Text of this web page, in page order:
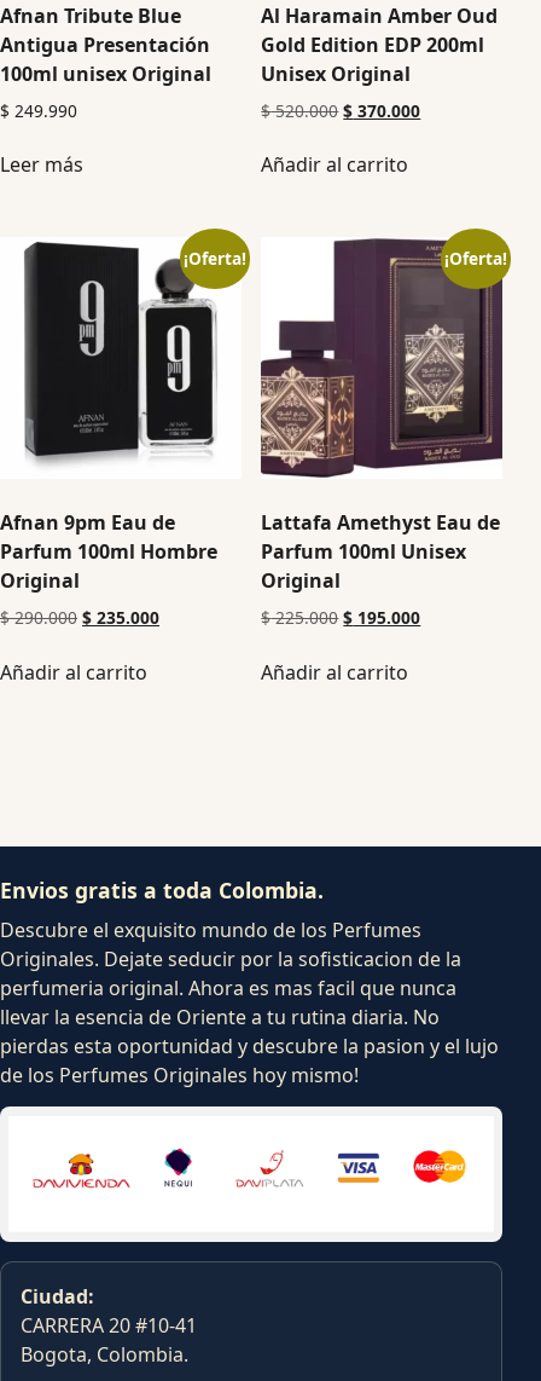
Afnan Tribute Blue
Antigua Presentación
100ml unisex Original
$ 249.990
Leer más
Al Haramain Amber Oud
Gold Edition EDP 200ml
Unisex Original
$520.000 $ 370.000
Añadir al carrito
¡Oferta!
Afnan 9pm Eau de
Parfum 100ml Hombre
Original
$290.000 $ 235.000
Añadir al carrito
¡Oferta!
Lattafa Amethyst Eau de
Parfum 100ml Unisex
Original
$225.000 $ 195.000
Añadir al carrito
Envios gratis a toda Colombia.
Descubre el exquisito mundo de los Perfumes
Originales. Dejate seducir por la sofisticacion de la
perfumeria original. Ahora es mas facil que nunca
llevar la esencia de Oriente a tu rutina diaria. No
pierdas esta oportunidad y descubre la pasion y el lujo
de los Perfumes Originales hoy mismo!
Ciudad:
CARRERA 20 #10-41
Bogota, Colombia.